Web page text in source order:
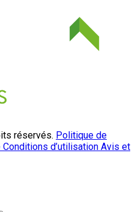
réservés. Politique de
Conditions d’utilisation Avis et